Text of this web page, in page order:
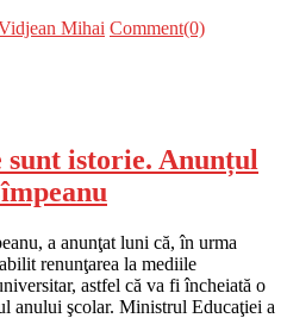
Mihai Comment(0)
sunt istorie. Anunțul
a anunţat luni că, în urma
renunţarea la mediile
astfel că va fi încheiată o
anului şcolar. Ministrul Educaţiei a